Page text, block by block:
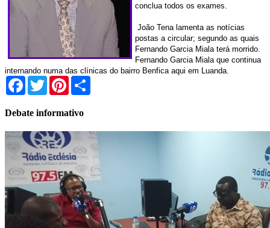
conclua todos os exames.
João Tena lamenta as notícias
postas a circular; segundo as quais
Fernando Garcia Miala terá morrido.
Fernando Garcia Miala que continua
internando numa das clínicas do bairro Benfica aqui em Luanda.
Facebook
TwitterPinterest
Debate informativo